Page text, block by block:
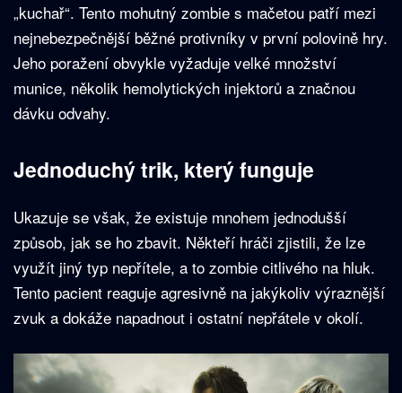
„kuchař“. Tento mohutný zombie s mačetou patří mezi
nejnebezpečnější běžné protivníky v první polovině hry.
Jeho poražení obvykle vyžaduje velké množství
munice, několik hemolytických injektorů a značnou
dávku odvahy.
Jednoduchý trik, který funguje
Ukazuje se však, že existuje mnohem jednodušší
způsob, jak se ho zbavit. Někteří hráči zjistili, že lze
využít jiný typ nepřítele, a to zombie citlivého na hluk.
Tento pacient reaguje agresivně na jakýkoliv výraznější
zvuk a dokáže napadnout i ostatní nepřátele v okolí.